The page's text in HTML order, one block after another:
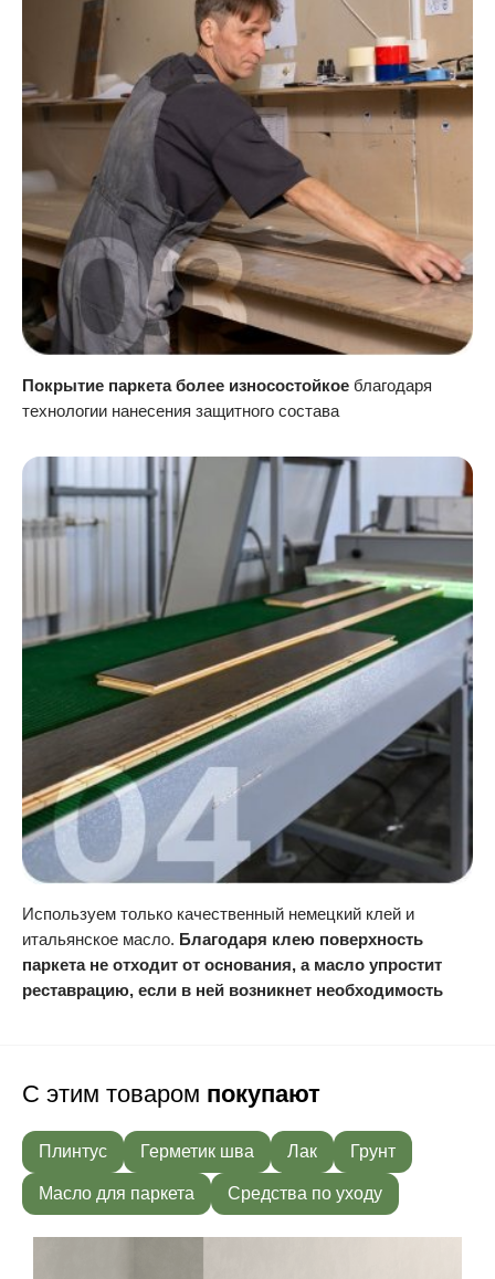
Покрытие паркета более износостойкое благодаря
технологии нанесения защитного состава
Используем только качественный немецкий клей и
итальянское масло. Благодаря клею поверхность
паркета не отходит от основания, а масло упростит
реставрацию, если в ней возникнет необходимость
С этим товаром покупают
Плинтус Герметик шва Лак Грунт
Масло для паркета Средства по уходу